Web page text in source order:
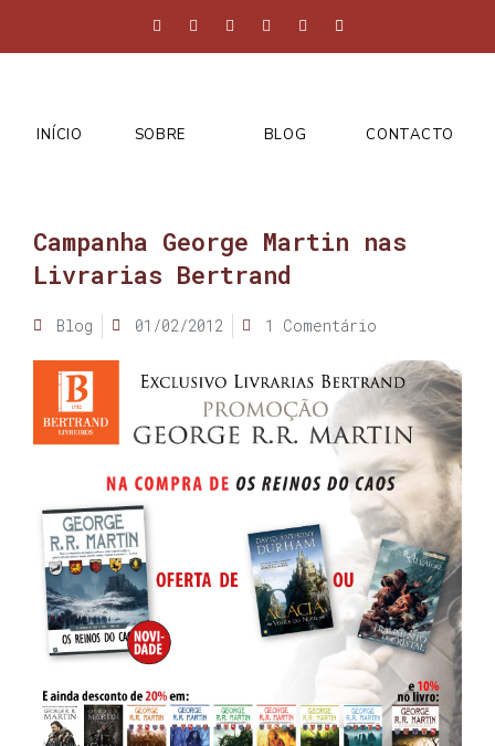
INÍCIO SOBRE BLOG CONTACTO
Campanha George Martin nas
Livrarias Bertrand
Blog 01/02/2012 1 Comentário